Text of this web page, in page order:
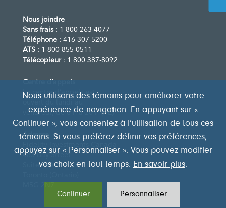
Nous joindre
Sans frais: 1 800 263-4077
Téléphone : 416 307-5200
ATS : 1 800 855-0511
Télécopieur: 1 800 387-8092
Centre d’appels
Le centre d’appels est
vendredi, de 8 h à 20 h (HE)
Adresse
Fidelity Investments Canada
483 Bay Street
Suite 300
M5G 2N7
Nous utilisons des témoins pour améliorer votre
expérience de navigation. En appuyant sur «
Continuer », vous consentez à l’utilisation de tous ces
témoins. Si vous préférez définir vos préférences,
appuyez sur « Personnaliser ». Vous pouvez modifier
vos choix en tout temps. En savoir plus.
Continuer Personnaliser